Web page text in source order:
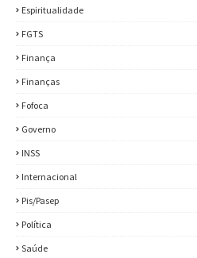
Espiritualidade
FGTS
Finança
Finanças
Fofoca
Governo
INSS
Internacional
Pis/Pasep
Política
Saúde